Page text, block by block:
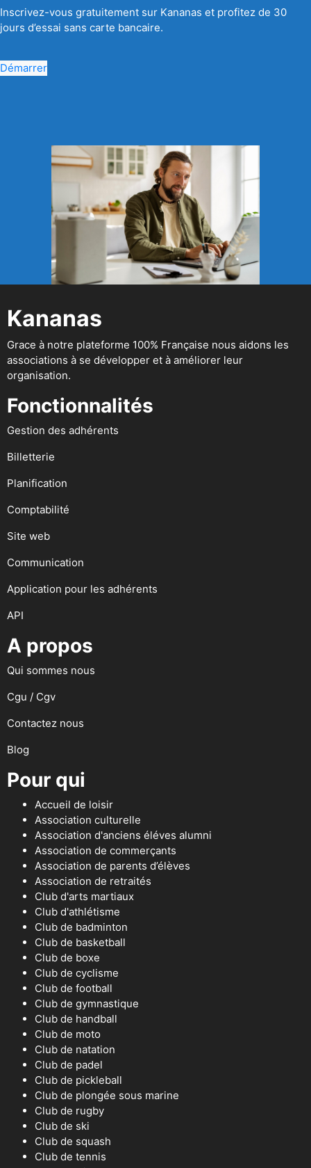
Inscrivez-vous gratuitement sur Kananas et profitez de 30
jours d’essai sans carte bancaire.
Démarrer
Kananas
Grace à notre plateforme 100% Française nous aidons les
associations à se développer et à améliorer leur
organisation.
Fonctionnalités
Gestion des adhérents
Billetterie
Planification
Comptabilité
Site web
Communication
Application pour les adhérents
API
A propos
Qui sommes nous
Cgu / Cgv
Contactez nous
Blog
Pour qui
Accueil de loisir
Association culturelle
Association d'anciens éléves alumni
Association de commerçants
Association de parents d’élèves
Association de retraités
Club d'arts martiaux
Club d'athlétisme
Club de badminton
Club de basketball
Club de boxe
Club de cyclisme
Club de football
Club de gymnastique
Club de handball
Club de moto
Club de natation
Club de padel
Club de pickleball
Club de plongée sous marine
Club de rugby
Club de ski
Club de squash
Club de tennis